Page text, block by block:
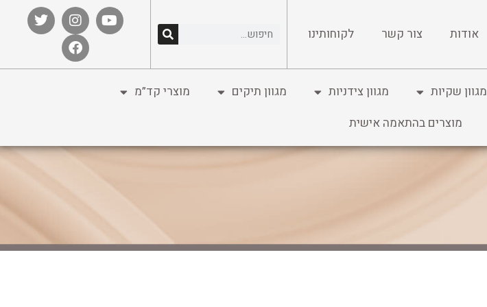
אודות צור קשר לקוחותינו
מגוון שקיות מגוון צידניות מגוון תיקים
מוצרי קד”מ
מוצרים בהתאמה אישית